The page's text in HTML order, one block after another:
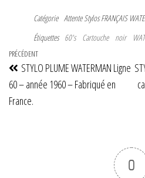
Catégorie AttenteStylos FRANÇAIS
Étiquettes 60's Cartouche noir
Navigation
de
l’article
Article
précédent
PRÉCÉDENT
STYLO PLUME WATERMAN Ligne
60 – année 1960 – Fabriqué en
France.
0